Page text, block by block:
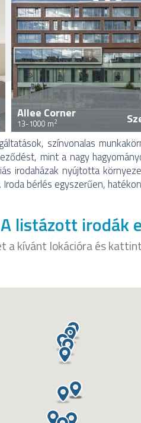
Allee Corner
13-1000 m2
színvonalas
mint a nagy
irodaházak nyújtotta
bérlés egyszerűen,
A listázott irodák
a kívánt lokációra és